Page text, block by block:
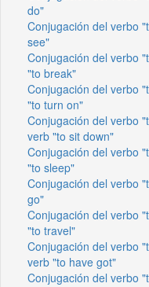
do"
Conjugación del verbo
see"
Conjugación del verbo
"to break"
Conjugación del verbo
"to turn on"
Conjugación del verbo
verb "to sit down"
Conjugación del verbo
"to sleep"
Conjugación del verbo
go"
Conjugación del verbo
"to travel"
Conjugación del verbo
verb "to have got"
Conjugación del verbo